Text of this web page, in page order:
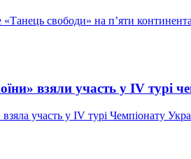
«Танець свободи» на п’яти
взяли участь у IV турі
участь у IV турі Чемпіонату